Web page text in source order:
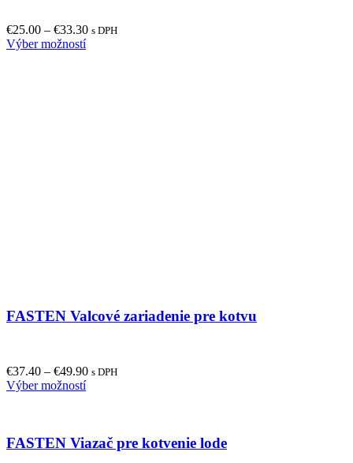
€25.00 – €33.30 s DPH
Výber možnostíThis
FASTEN Valcové zariadenie pre kotvu
€37.40 – €49.90 s DPH
Výber možnostíThis
variants.
FASTEN Viazač pre kotvenie lode